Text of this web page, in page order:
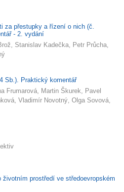
za přestupky a řízení o nich (č.
- 2. vydání
Stanislav Kadečka, Petr Průcha,
Sb.). Praktický komentář
Frumarová, Martin Škurek, Pavel
Vladimír Novotný, Olga Sovová,
životním prostředí ve středoevropském